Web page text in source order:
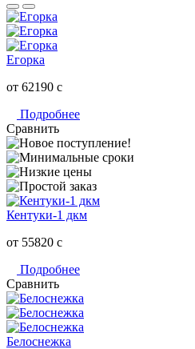
Егорка
от 62190 c
Подробнее
Сравнить
Кентуки-1 дкм
от 55820 c
Подробнее
Сравнить
Белоснежка